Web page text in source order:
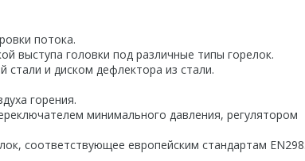
потока.
выступа головки под различные типы горелок.
стали и диском дефлектора из стали.
горения.
минимального давления, регулятором
соответствующее европейским стандартам